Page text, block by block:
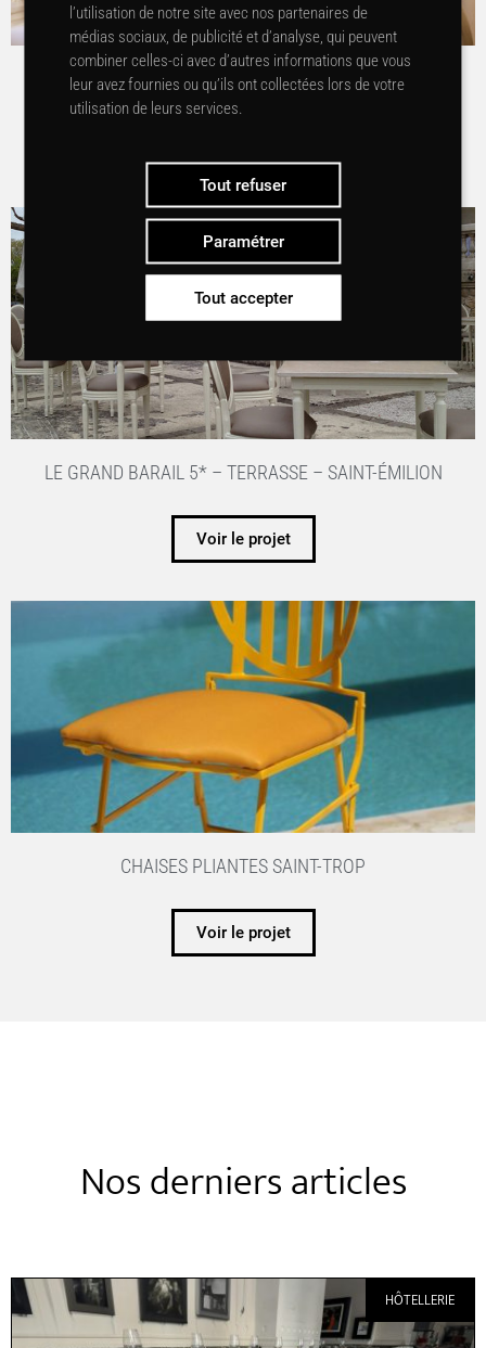
RÉSIDENCE FOCH 3* – PARIS
LE GRAND BARAIL 5* – TERRASSE – SAINT-ÉMILION
Voir le projet
CHAISES PLIANTES SAINT-TROP
Voir le projet
Nos derniers articles
HÔTELLERIE
l’utilisation de notre site avec nos partenaires de
médias sociaux, de publicité et d’analyse, qui peuvent
combiner celles-ci avec d’autres informations que vous
leur avez fournies ou qu’ils ont collectées lors de votre
utilisation de leurs services.
Tout accepter
Tout refuser
Paramétrer